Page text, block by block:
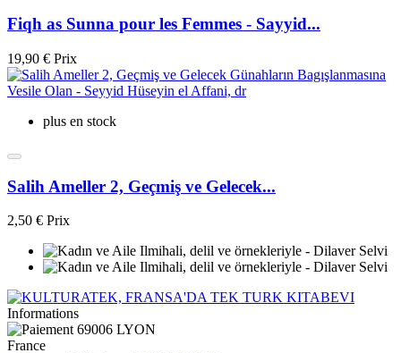
Fiqh as Sunna pour les Femmes - Sayyid...
19,90 € Prix
plus en stock
Salih Ameller 2, Geçmiş ve Gelecek...
2,50 € Prix
Informations
69006 LYON
France